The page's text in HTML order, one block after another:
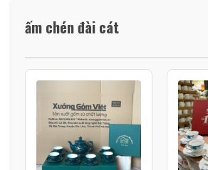
ấm chén đài cát